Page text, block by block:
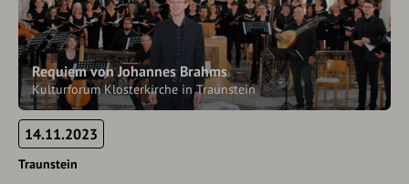
Requiem von Johannes Brahms
Kulturforum Klosterkirche in Traunstein
14.11.2023
Traunstein